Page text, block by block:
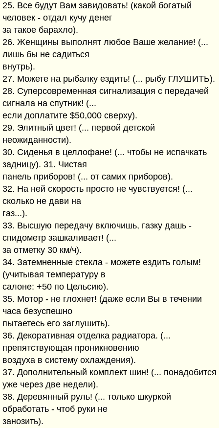
25. Все будут Вам завидовать! (какой богатый
человек - отдал кучу денег
за такое барахло).
26. Женщины выполнят любое Ваше желание! (...
лишь бы не садиться
внутрь).
27. Можете на рыбалку ездить! (... рыбу ГЛУШИТЬ).
28. Суперсовременная сигнализация с передачей
сигнала на спутник! (...
если доплатите $50,000 сверху).
29. Элитный цвет! (... первой детской
неожиданности).
30. Сиденья в целлофане! (... чтобы не испачкать
задницу). 31. Чистая
панель приборов! (... от самих приборов).
32. На ней скорость просто не чувствуется! (...
сколько не дави на
газ...).
33. Высшую передачу включишь, газку дашь -
спидометр зашкаливает! (...
за отметку 30 км/ч).
34. Затемненные стекла - можете ездить голым!
(учитывая температуру в
салоне: +50 по Цельсию).
35. Мотор - не глохнет! (даже если Вы в течении
часа безуспешно
пытаетесь его заглушить).
36. Декоративная отделка радиатора. (...
препятствующая проникновению
воздуха в систему охлаждения).
37. Дополнительный комплект шин! (... понадобится
уже через две недели).
38. Деревянный руль! (... только шкуркой
обработать - чтоб руки не
занозить).